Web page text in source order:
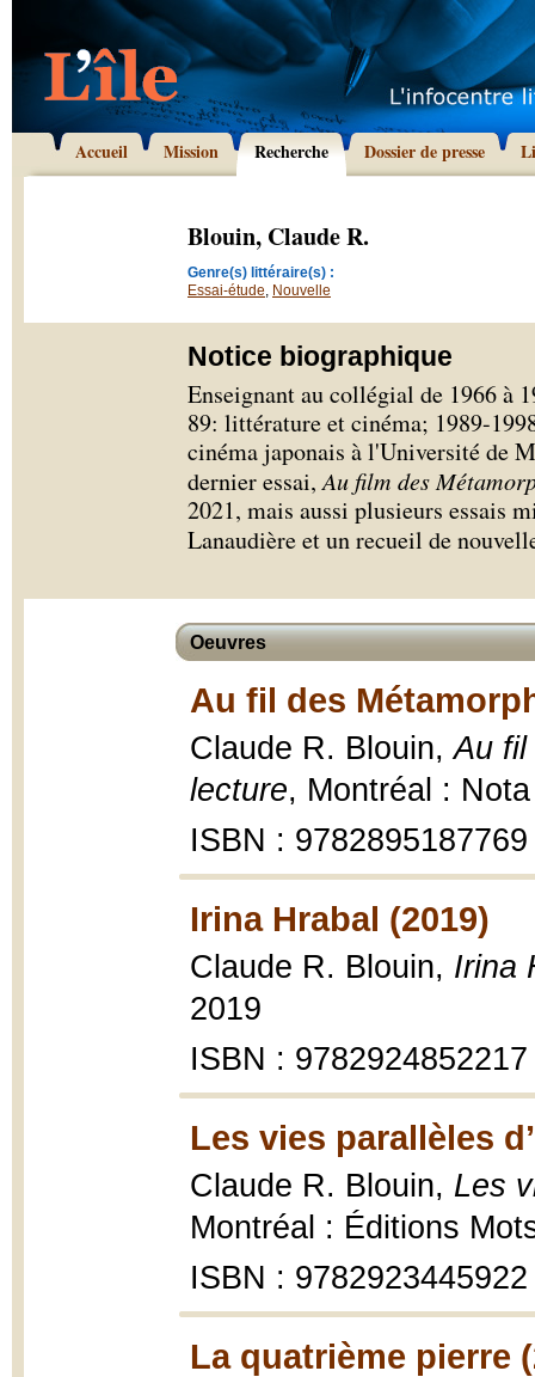
Accueil Mission Recherche Dossier de presse
Blouin, Claude R.
Genre(s) littéraire(s) :
Essai-étude, Nouvelle
Notice biographique
Enseignant au collégial de 1966 à
89: littérature et cinéma; 1989-
cinéma japonais à l'Université de
dernier essai,Au film des
2021, mais aussi plusieurs essais
Lanaudière et un recueil de
Oeuvres
Au fil des
Claude R. Blouin,Au fil
lecture, Montréal :
ISBN : 9782895187769
Irina Hrabal (2019)
Claude R. Blouin, Irina
2019
ISBN : 9782924852217
Les vies parallèles
Claude R. Blouin, Les
Montréal : Éditions
ISBN : 9782923445922
La quatrième pierre